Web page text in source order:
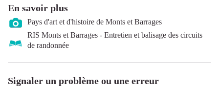
En savoir plus
Pays d'art et d'histoire de Monts et Barrages
RIS Monts et Barrages - Entretien et balisage des circuits
de randonnée
Signaler un problème ou une erreur